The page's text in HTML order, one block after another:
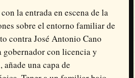
la entrada en escena de la
sobre el entorno familiar de
contra José Antonio Cano
gobernador con licencia y
una capa de